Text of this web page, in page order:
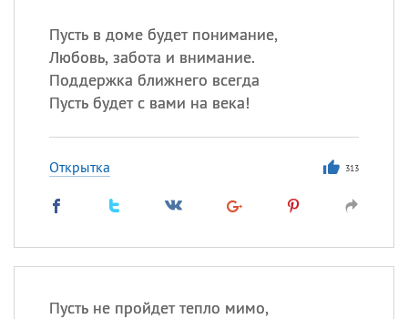
Пусть в доме будет понимание,
Любовь, забота и внимание.
Поддержка ближнего всегда
Пусть будет с вами на века!
Открытка 313
Пусть не пройдет тепло мимо,